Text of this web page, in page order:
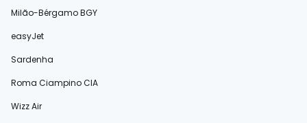
Milão-Bérgamo BGY
easyJet
Sardenha
Roma Ciampino CIA
Wizz Air